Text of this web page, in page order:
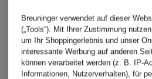
OF
SWEDEN
Breuninger verwendet auf dieser
(„Tools“). Mit Ihrer Zustimmung
um Ihr Shoppingerlebnis und unser
interessante Werbung auf anderen
können verarbeitet werden (z. B. IP-
Informationen, Nutzerverhalten), für